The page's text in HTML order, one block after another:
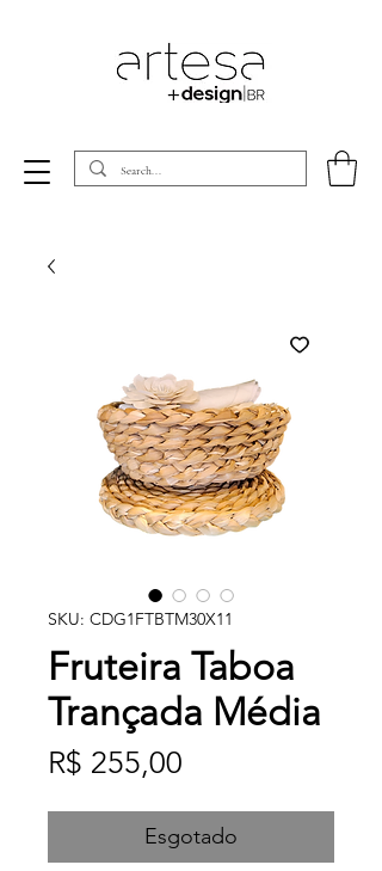
SKU: CDG1FTBTM30X11
Fruteira Taboa
Trançada Média
R$ 255,00
Esgotado